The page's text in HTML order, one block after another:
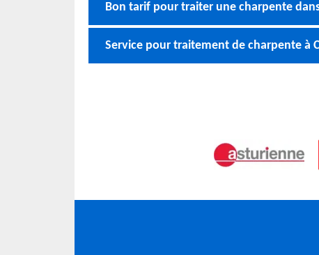
Bon tarif pour traiter une charpente
Service pour traitement de charpente à